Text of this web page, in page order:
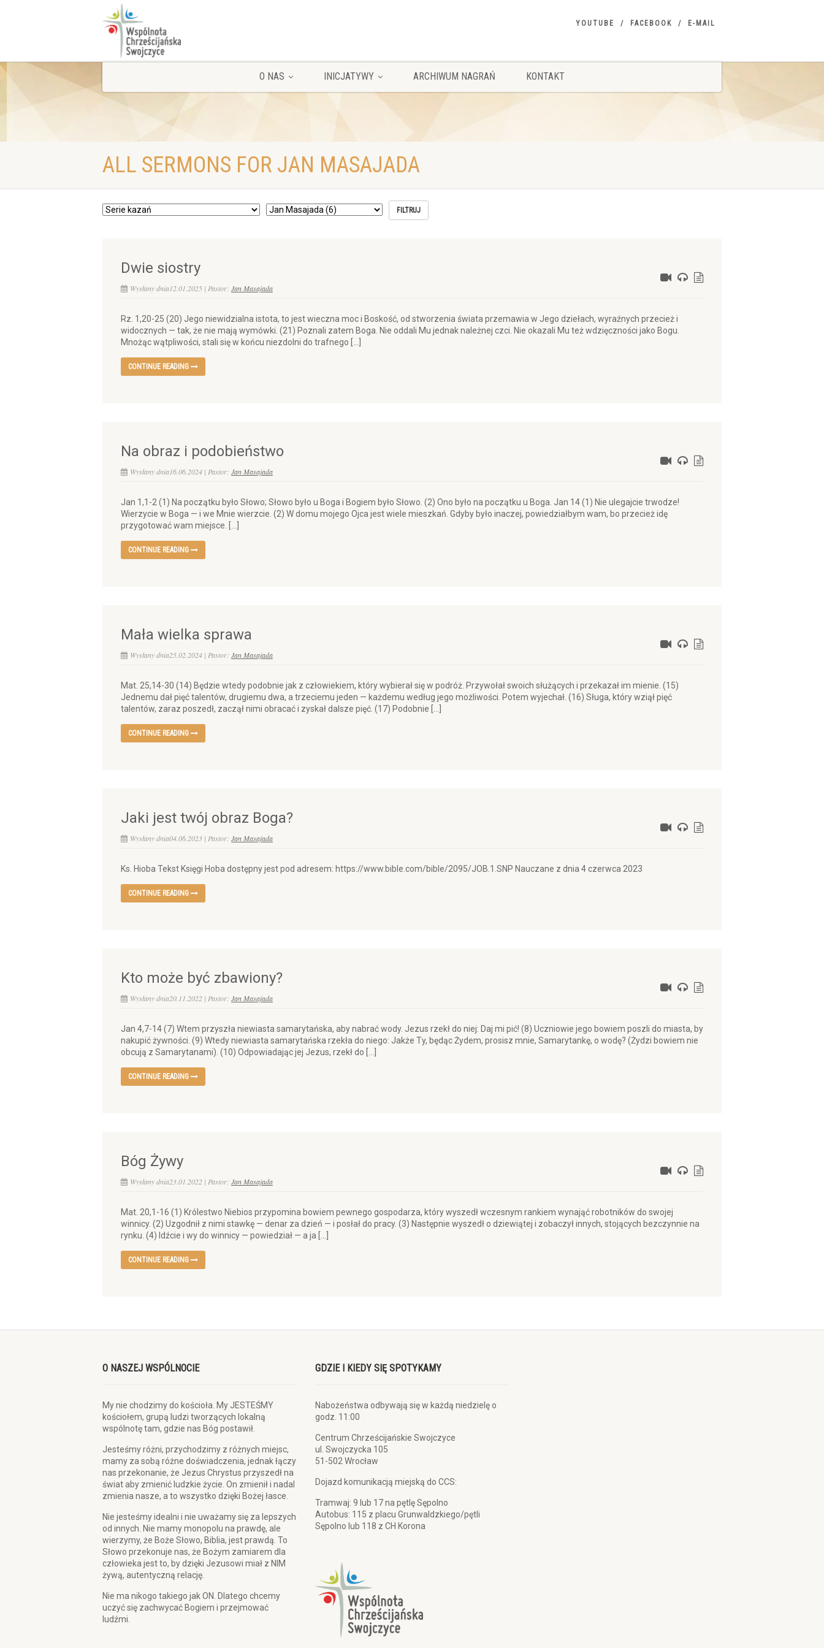
YOUTUBE FACEBOOK E-MAIL
O NAS INICJATYWY ARCHIWUM NAGRAŃ KONTAKT
ALL SERMONS FOR JAN MASAJADA
Dwie siostry
Wysłany dnia12.01.2025 | Pastor: Jan Masajada
Rz. 1,20-25 (20) Jego niewidzialna istota, to jest wieczna moc i Boskość, od stworzenia świata przemawia w Jego dziełach, wyraźnych przecież i
widocznych — tak, że nie mają wymówki. (21) Poznali zatem Boga. Nie oddali Mu jednak należnej czci. Nie okazali Mu też wdzięczności jako Bogu.
Mnożąc wątpliwości, stali się w końcu niezdolni do trafnego […]
CONTINUE READING
Na obraz i podobieństwo
Wysłany dnia16.06.2024 | Pastor: Jan Masajada
Jan 1,1-2 (1) Na początku było Słowo; Słowo było u Boga i Bogiem było Słowo. (2) Ono było na początku u Boga. Jan 14 (1) Nie ulegajcie trwodze!
Wierzycie w Boga — i we Mnie wierzcie. (2) W domu mojego Ojca jest wiele mieszkań. Gdyby było inaczej, powiedziałbym wam, bo przecież idę
przygotować wam miejsce. […]
CONTINUE READING
Mała wielka sprawa
Wysłany dnia25.02.2024 | Pastor: Jan Masajada
Mat. 25,14-30 (14) Będzie wtedy podobnie jak z człowiekiem, który wybierał się w podróż. Przywołał swoich służących i przekazał im mienie. (15)
Jednemu dał pięć talentów, drugiemu dwa, a trzeciemu jeden — każdemu według jego możliwości. Potem wyjechał. (16) Sługa, który wziął pięć
talentów, zaraz poszedł, zaczął nimi obracać i zyskał dalsze pięć. (17) Podobnie […]
CONTINUE READING
Jaki jest twój obraz Boga?
Wysłany dnia04.06.2023 | Pastor: Jan Masajada
Ks. Hioba Tekst Księgi Hoba dostępny jest pod adresem: https://www.bible.com/bible/2095/JOB.1.SNP Nauczane z dnia 4 czerwca 2023
CONTINUE READING
Kto może być zbawiony?
Wysłany dnia20.11.2022 | Pastor: Jan Masajada
Jan 4,7-14 (7) Wtem przyszła niewiasta samarytańska, aby nabrać wody. Jezus rzekł do niej: Daj mi pić! (8) Uczniowie jego bowiem poszli do miasta, by
nakupić żywności. (9) Wtedy niewiasta samarytańska rzekła do niego: Jakże Ty, będąc Żydem, prosisz mnie, Samarytankę, o wodę? (Żydzi bowiem nie
obcują z Samarytanami). (10) Odpowiadając jej Jezus, rzekł do […]
CONTINUE READING
Bóg Żywy
Wysłany dnia23.01.2022 | Pastor: Jan Masajada
Mat. 20,1-16 (1) Królestwo Niebios przypomina bowiem pewnego gospodarza, który wyszedł wczesnym rankiem wynająć robotników do swojej
winnicy. (2) Uzgodnił z nimi stawkę — denar za dzień — i posłał do pracy. (3) Następnie wyszedł o dziewiątej i zobaczył innych, stojących bezczynnie na
rynku. (4) Idźcie i wy do winnicy — powiedział — a ja […]
CONTINUE READING
O NASZEJ WSPÓLNOCIE
My nie chodzimy do kościoła. My JESTEŚMY
kościołem, grupą ludzi tworzących lokalną
wspólnotę tam, gdzie nas Bóg postawił.
Jesteśmy różni, przychodzimy z różnych miejsc,
mamy za sobą różne doświadczenia, jednak łączy
nas przekonanie, że Jezus Chrystus przyszedł na
świat aby zmienić ludzkie życie. On zmienił i nadal
zmienia nasze, a to wszystko dzięki Bożej łasce.
Nie jesteśmy idealni i nie uważamy się za lepszych
od innych. Nie mamy monopolu na prawdę, ale
wierzymy, że Boże Słowo, Biblia, jest prawdą. To
Słowo przekonuje nas, że Bożym zamiarem dla
człowieka jest to, by dzięki Jezusowi miał z NIM
żywą, autentyczną relację.
Nie ma nikogo takiego jak ON. Dlatego chcemy
uczyć się zachwycać Bogiem i przejmować
ludźmi.
GDZIE I KIEDY SIĘ SPOTYKAMY
Nabożeństwa odbywają się w każdą niedzielę o
godz. 11:00
Centrum Chrześcijańskie Swojczyce
ul. Swojczycka 105
51-502 Wrocław
Dojazd komunikacją miejską do CCS:
Tramwaj: 9 lub 17 na pętlę Sępolno
Autobus: 115 z placu Grunwaldzkiego/pętli
Sępolno lub 118 z CH Korona